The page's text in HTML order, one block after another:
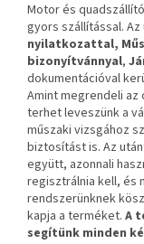
Motor és
gyors szállítással.
nyilatkozattal,
bizonyítvánnyal,
dokumentációval
Amint megrendeli
terhet leveszünk a
műszaki vizsgához
biztosítást is. Az
együtt, azonnali
regisztrálnia kell, és
rendszerünknek
kapja a terméket. A
segítünk minden